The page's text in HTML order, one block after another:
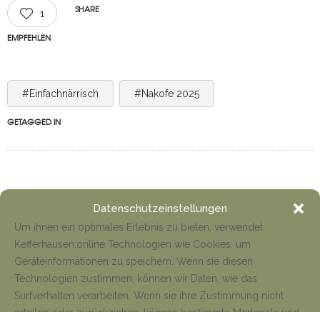
Datenschutzeinstellungen
Um ihnen ein optimales Erlebnis zu bieten, verwendet
Kefferhausen.online Technologien wie Cookies, um
Geräteinformationen zu speichern. Wenn sie diesen
Technologien zustimmen, können wir Daten, wie das
Surfverhalten verarbeiten. Wenn sie ihre Zustimmung nicht
1
EMPFEHLEN
SHARE
#Einfachnärrisch #Nakofe 2025
GETAGGED IN
NEWS
Anfahrt Cyriakuswallfahrt